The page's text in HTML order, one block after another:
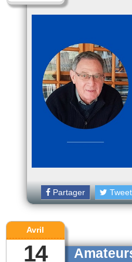
Partager Tweet
Avril
14